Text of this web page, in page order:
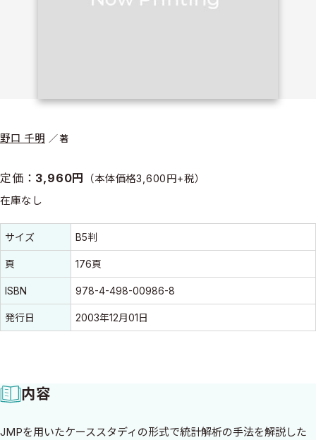
野口 千明 著
定価： 3,960円 （本体価格3,600円+税）
在庫なし
書誌情報
書誌情報
サイズ B5判
頁 176頁
ISBN 978-4-498-00986-8
発行日 2003年12月01日
内容
JMPを用いたケーススタディの形式で統計解析の手法を解説した